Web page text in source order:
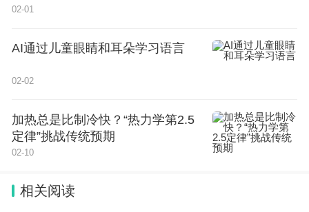
克鲁斯说，这些压力会让美国高校中的非裔女性疲惫不堪，并
克鲁斯还对美国哈佛大学首位非裔女校长克劳丁·盖伊（Claudin
e Gay）的辞职表示了同样的担忧。1月2日，盖伊在上任仅6个
终选择辞职。
“哈佛大学历史上有过这样的经历吗？为什么第一位非裔女性会
遭遇这些，而这些白人男性领导却没有？”这让同为非裔女性学
者的克鲁斯质疑，在高校担任领导角色是否真的值得，“我没有
看到非裔女性在这些位置上取得成功”。
辅导等工作，在获得终身职位上也面临着巨大的障碍。
02-01
AI通过儿童眼睛和耳朵学习语言
02-02
加热总是比制冷快？“热力学第2.5
定律”挑战传统预期
02-10
相关阅读